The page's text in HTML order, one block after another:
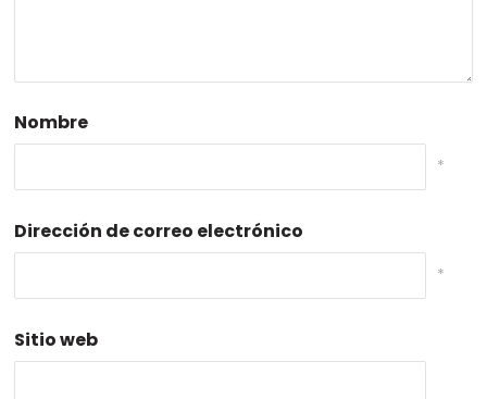
Nombre
*
Dirección de correo electrónico
*
Sitio web